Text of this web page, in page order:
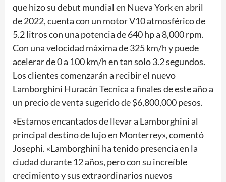
que hizo su debut mundial en Nueva York en abril
de 2022, cuenta con un motor V10 atmosférico de
5.2 litros con una potencia de 640 hp a 8,000 rpm.
Con una velocidad máxima de 325 km/h y puede
acelerar de 0 a 100 km/h en tan solo 3.2 segundos.
Los clientes comenzarán a recibir el nuevo
Lamborghini Huracán Tecnica a finales de este año a
un precio de venta sugerido de $6,800,000 pesos.
«Estamos encantados de llevar a Lamborghini al
principal destino de lujo en Monterrey», comentó
Josephi. «Lamborghini ha tenido presencia en la
ciudad durante 12 años, pero con su increíble
crecimiento y sus extraordinarios nuevos